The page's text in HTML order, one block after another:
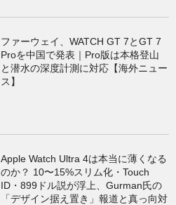
ファーウェイ、WATCH GT 7とGT 7
Proを中国で発表｜Pro版は本格登山
と潜水の深度計測に対応【海外ニュー
ス】
Apple Watch Ultra 4は本当に薄くなる
のか？ 10〜15%スリム化・Touch
ID・899ドル説が浮上、Gurman氏の
「デザイン据え置き」報道と真っ向対